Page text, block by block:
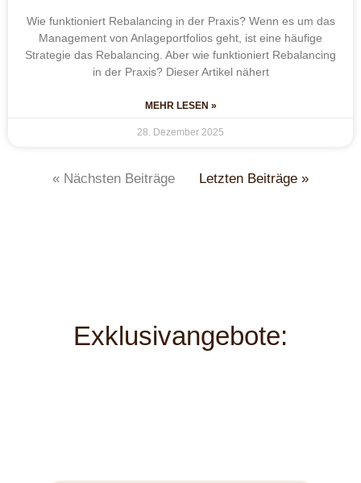
Wie funktioniert Rebalancing in der Praxis? Wenn es um das
Management von Anlageportfolios geht, ist eine häufige
Strategie das Rebalancing. Aber wie funktioniert Rebalancing
in der Praxis? Dieser Artikel nähert
MEHR LESEN »
28. Dezember 2025
« Nächsten Beiträge Letzten Beiträge »
Exklusivangebote: